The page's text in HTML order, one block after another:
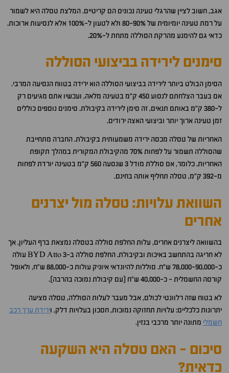
אגב, חשוב לציין שהרגלי טעינה נכונים הם קריטיים. המלצת טסלה היא לשמור
על רמת טעינה יומיומית של 80-90% ולא לטעון ל-100% אלא לנסיעות ארוכות.
כדאי גם להימנע מהרקת הסוללה מתחת ל-20%.
סימנים לירידה בביצועי הסוללה
הסימן הבולט ביותר לירידה בביצועי הסוללה הוא ירידה בטווח הנסיעה המרבי.
אם בעבר הצלחתם לנסוע 450 ק"מ בטעינה מלאה, ועכשיו אתם מגיעים רק
ל-380 ק"מ באותם תנאים, זה סימן לירידה בקיבולת. סימנים נוספים כוללים
זמן טעינה ארוך יותר וביצועי האצה ירודים.
האחריות של טסלה מכסה ירידה משמעותית בקיבולת. החברה מתחייבת
שהסוללה תשמור על לפחות 70% מהקיבולת המקורית במהלך תקופת
האחריות. כלומר, אם סוללת מודל 3 שנסעה 560 ק"מ בטעינה יורדת לפחות
מ-392 ק"מ, טסלה תחליף אותה בחינם.
השוואת עלויות: טסלה מול יצרנים
אחרים
בהשוואה ליצרנים אחרים, עלות החלפת סוללה בטסלה נמצאת ברף העליון, אך
לא חריגה בהתחשב באיכות ובקיבולת. החלפת סוללה ב-BYD Atto 3 עולה
כ-78,000-90,000 ש"ח. סוללות להיונדאי איוניק עולות כ-88,000 ש"ח, ולאופל
קורסה החשמלית - כ-40,000 ש"ח (עם קיבולת נמוכה בהרבה).
לא בטוח שזה רלוונטי לכולם, אבל מעבר לעלות הסוללה, טסלה מציעה
יתרונות כלכליים: עלויות תחזוקה נמוכות, חסכון בעלויות דלק, וירידת ערך רכב
חשמלי מתונה יותר מרכבי בנזין.
סיכום - האם טסלה היא השקעה
כדאית?